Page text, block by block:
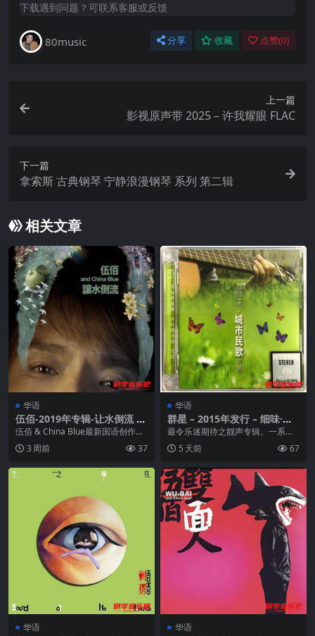
下载遇到问题？可联系客服或反馈
80music 分享 收藏 点赞(0)
上一篇
影视原声带 2025 – 许我耀眼 FLAC
下一篇
拿索斯 古典钢琴 宁静浪漫钢琴 系列 第二辑
相关文章
华语
伍佰-2019年专辑-让水倒流 Fl
ac
伍佰 & China Blue最新国语创作专
辑「让水倒流 」台湾摇滚传奇...
3 周前 37
华语
群星 – 2015年发行 – 细味·城
市民歌精选 DSD DSF
最令乐迷期待之靓声专辑。一系列
精选作品经重新混音，并由HiFi德
提供优质高级专业...
5 天前 67
华语 华语